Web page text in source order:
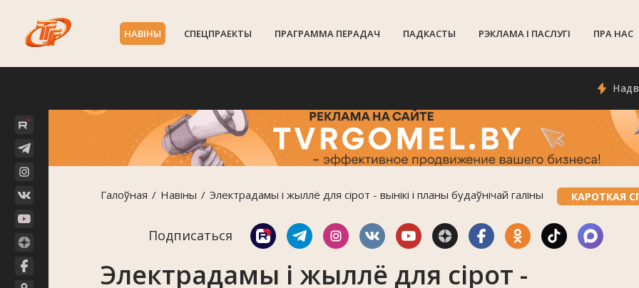
НАВIНЫ СПЕЦПРАЕКТЫ ПРАГРАММА ПЕРАДАЧ ПАДКАСТЫ РЭКЛАМА I ПАСЛУГI ПРА НАС
Надвор'е
Галоўная Навiны Электрадамы і жыллё для сірот - вынікі і планы будаўнічай галіны КАРОТКАЯ
Подписаться
Электрадамы і жыллё для сірот -